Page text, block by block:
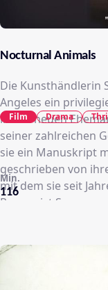
Nocturnal Animals
Die Kunsthändlerin
Angeles ein
ihrem neuen
seiner zahlreichen
sie ein Manuskript
geschrieben von
mit dem sie seit
Roman ist Susan
durch Texas fährt
116
Min.
Film Drama